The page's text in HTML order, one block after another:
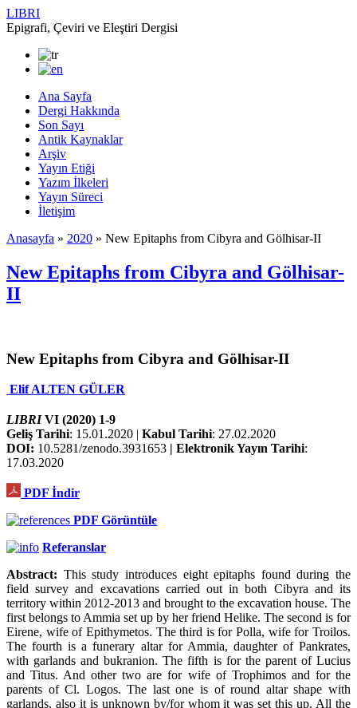
LIBRI
Epigrafi, Çeviri ve Eleştiri Dergisi
Ana Sayfa
Dergi Hakkında
Son Sayı
Antik Kaynaklar
Arşiv
Yayın Etiği
Yazım İlkeleri
Yayın Süreci
İletişim
Anasayfa » 2020 » New Epitaphs from Cibyra and Gölhisar-II
New Epitaphs from Cibyra and Gölhisar-
II
New Epitaphs from Cibyra and Gölhisar-II
Elif ALTEN GÜLER
LIBRIVI (2020) 1-9
Geliş Tarihi: 15.01.2020 | Kabul Tarihi: 27.02.2020
DOI: 10.5281/zenodo.3931653 | Elektronik Yayın Tarihi:
17.03.2020
PDF İndir
PDF Görüntüle
Referanslar
Abstract: This study introduces eight epitaphs found during the
field survey and excavations carried out in both Cibyra and its
territory within 2012-2013 and brought to the excavation house. The
first belongs to Ammia set up by her friend Helike. The second is for
Eirene, wife of Epithymetos. The third is for Polla, wife for Troilos.
The fourth is a funerary altar for Ammia, daughter of Pankrates,
with garlands and bukranion. The fifth is for the parent of Lucius
and Titus. And other two are for wife of Trophimos and for the
parents of Cl. Logos. The last one is of round altar shape with
garlands, also it is unknown by/for whom it was set this up. All the